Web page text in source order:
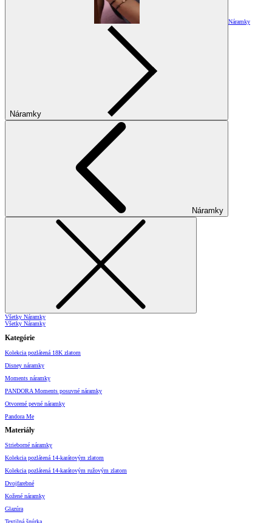
Náramky
Náramky
Náramky
Všetky Náramky
Všetky Náramky
Kategórie
Kolekcia pozlátená 18K zlatom
Disney náramky
Moments náramky
PANDORA Moments posuvné náramky
Otvorené pevné náramky
Pandora Me
Materiály
Strieborné náramky
Kolekcia pozlátená 14-karátovým zlatom
Kolekcia pozlátená 14-karátovým ružovým zlatom
Dvojfarebné
Kožené náramky
Glazúra
Textilná šnúrka